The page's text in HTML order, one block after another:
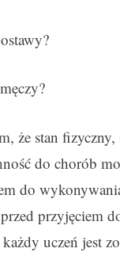
że stan fizyczny,
do chorób
do
przyjęciem
uczeń jest